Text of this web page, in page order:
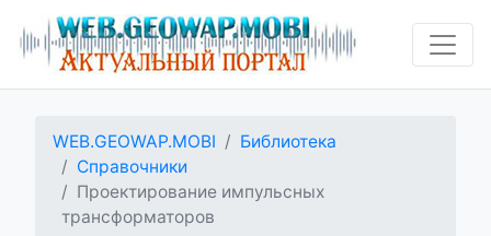
WEB.GEOWAP.MOBI
Библиотека
Справочники
Проектирование импульсных
трансформаторов